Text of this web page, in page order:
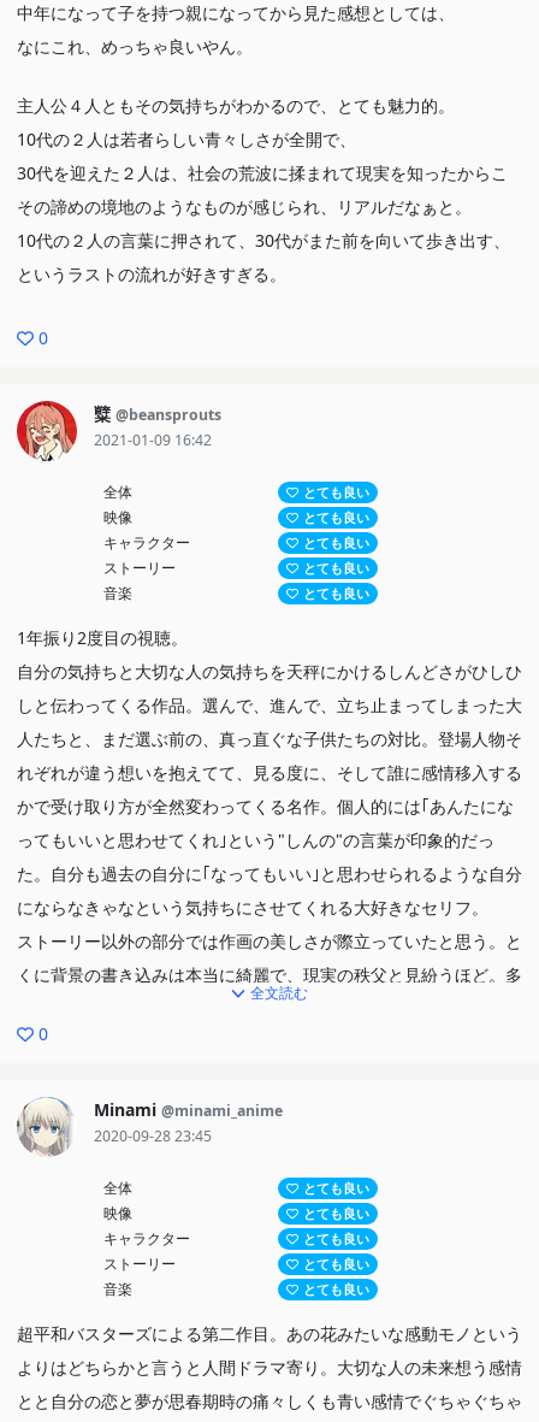
中年になって子を持つ親になってから見た感想としては、
なにこれ、めっちゃ良いやん。
主人公４人ともその気持ちがわかるので、とても魅力的。
10代の２人は若者らしい青々しさが全開で、
30代を迎えた２人は、社会の荒波に揉まれて現実を知ったからこ
その諦めの境地のようなものが感じられ、リアルだなぁと。
10代の２人の言葉に押されて、30代がまた前を向いて歩き出す、
というラストの流れが好きすぎる。
0
糱 @beansprouts
2021-01-09 16:42
全体 とても良い
映像 とても良い
キャラクター とても良い
ストーリー とても良い
音楽 とても良い
1年振り2度目の視聴。
自分の気持ちと大切な人の気持ちを天秤にかけるしんどさがひしひ
しと伝わってくる作品。選んで、進んで、立ち止まってしまった大
人たちと、まだ選ぶ前の、真っ直ぐな子供たちの対比。登場人物そ
れぞれが違う想いを抱えてて、見る度に、そして誰に感情移入する
かで受け取り方が全然変わってくる名作。個人的には｢あんたにな
ってもいいと思わせてくれ｣という"しんの"の言葉が印象的だっ
た。自分も過去の自分に｢なってもいい｣と思わせられるような自分
にならなきゃなという気持ちにさせてくれる大好きなセリフ。
ストーリー以外の部分では作画の美しさが際立っていたと思う。と
くに背景の書き込みは本当に綺麗で、現実の秩父と見紛うほど。多
くの人が秩父三部作の聖地巡礼をしたくなるのも頷ける。
あいみょんの主題歌も作品の雰囲気にマッチしててとても良かっ
同時期に青春モノのアニメ映画が量産されたこともあって知名度は
そこまで高く無いが、老若男女問わずオススメしたい一本。
全文読む
0
Minami @minami_anime
2020-09-28 23:45
全体 とても良い
映像 とても良い
キャラクター とても良い
ストーリー とても良い
音楽 とても良い
超平和バスターズによる第二作目。あの花みたいな感動モノという
よりはどちらかと言うと人間ドラマ寄り。大切な人の未来想う感情
とと自分の恋と夢が思春期時の痛々しくも青い感情でぐちゃぐちゃ